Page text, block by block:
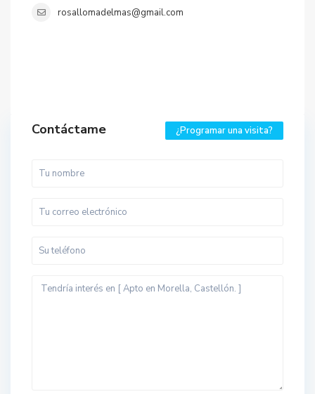
rosallomadelmas@gmail.com
Contáctame ¿Programar una visita?